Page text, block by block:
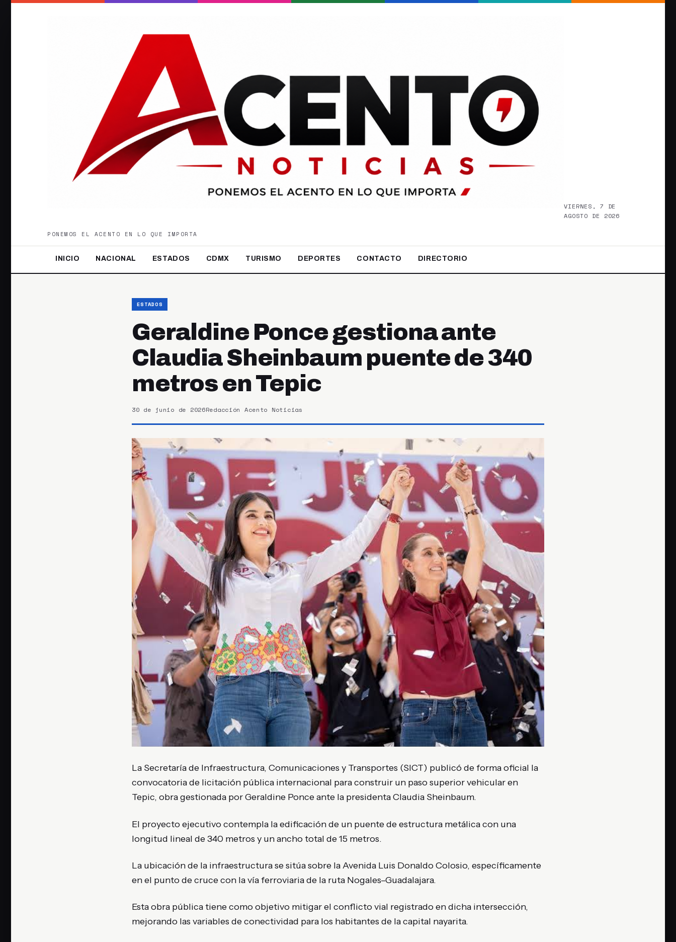
VIERNES, 7 DE
AGOSTO DE 2026
PONEMOS EL ACENTO EN LO QUE IMPORTA
INICIO NACIONAL ESTADOS CDMX TURISMO DEPORTES CONTACTO DIRECTORIO
ESTADOS
Geraldine Ponce gestiona ante
Claudia Sheinbaum puente de 340
metros en Tepic
30 de junio de 2026Redacción Acento Noticias
La Secretaría de Infraestructura, Comunicaciones y Transportes (SICT) publicó de forma oficial la
convocatoria de licitación pública internacional para construir un paso superior vehicular en
Tepic, obra gestionada por Geraldine Ponce ante la presidenta Claudia Sheinbaum.
El proyecto ejecutivo contempla la edificación de un puente de estructura metálica con una
longitud lineal de 340 metros y un ancho total de 15 metros.
La ubicación de la infraestructura se sitúa sobre la Avenida Luis Donaldo Colosio, específicamente
en el punto de cruce con la vía ferroviaria de la ruta Nogales–Guadalajara.
Esta obra pública tiene como objetivo mitigar el conflicto vial registrado en dicha intersección,
mejorando las variables de conectividad para los habitantes de la capital nayarita.